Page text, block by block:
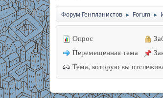
Форум Генпланистов ► Forum ►
Опрос
Перемещенная тема
Тема, которую вы